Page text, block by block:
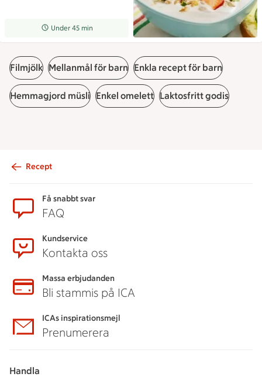
Receptet tar Under 45 min att tillaga
Under 45 min
Filmjölk Mellanmål för barn Enkla recept för barn
Hemmagjord müsli Enkel omelett Laktosfritt godis
Recept
Få snabbt svar
FAQ
Kundservice
Kontakta oss
Massa erbjudanden
Bli stammis på ICA
ICAs inspirationsmejl
Prenumerera
Handla